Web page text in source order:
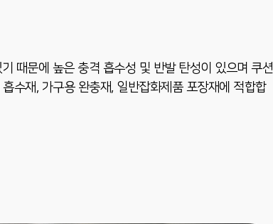
때문에 높은 충격 흡수성 및 반발 탄성이 있으며 쿠션
수재, 가구용 완충재, 일반잡화제품 포장재에 적합합